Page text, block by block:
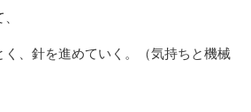
く、針を進めていく。（気持ちと機械